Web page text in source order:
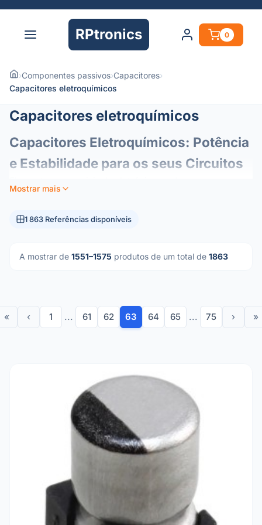
RPtronics 0
›Componentes passivos›Capacitores›
Capacitores eletroquímicos
Capacitores eletroquímicos
Capacitores Eletroquímicos: Potência
e Estabilidade para os seus Circuitos
condensadores eletroquímicos (ou eletrolíticos)
circuitos. Concebidos para oferecer uma elevada
componentes preferenciais para a gestão de energia e
significativas, estes condensadores são essenciais em
muitos contextos:
Armazenamento de Energia:
Fornecimento de picos
de corrente rápidos para circuitos de energia ou
sistemas de áudio.
Acoplamento e Desacoplamento:
Isolando
componentes CC enquanto permite a passagem de
Substituição de
componentes desgastados em aparelhos,
equipamentos audiovisuais (hi-fi, TV) e outros
equipamentos industriais.
Mostrar mais
1 863 Referências disponíveis
A mostrar de 1551–1575 produtos de um total de 1863
« ‹ 1 ... 61 62 63 64 65 ... 75 › »